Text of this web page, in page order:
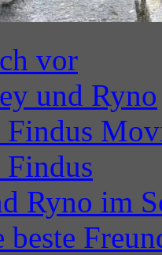
vor
und Ryno
Findus
Ryno im
beste